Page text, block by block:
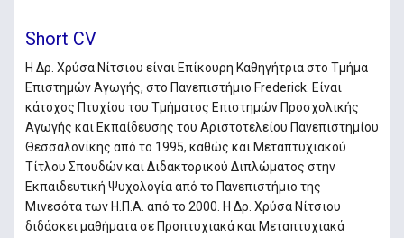
Short CV
H Δρ. Χρύσα Νίτσιου είναι Επίκουρη Καθηγήτρια στο Τμήμα
Επιστημών Αγωγής, στο Πανεπιστήμιο Frederick. Είναι
κάτοχος Πτυχίου του Τμήματος Επιστημών Προσχολικής
Αγωγής και Εκπαίδευσης του Αριστοτελείου Πανεπιστημίου
Θεσσαλονίκης από το 1995, καθώς και Μεταπτυχιακού
Τίτλου Σπουδών και Διδακτορικού Διπλώματος στην
Εκπαιδευτική Ψυχολογία από το Πανεπιστήμιο της
Μινεσότα των Η.Π.Α. από το 2000. Η Δρ. Χρύσα Νίτσιου
διδάσκει μαθήματα σε Προπτυχιακά και Μεταπτυχιακά